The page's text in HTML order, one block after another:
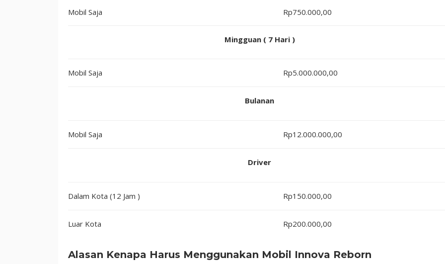
Mobil Saja Rp750.000,00
Mingguan ( 7 Hari )
Mobil Saja Rp5.000.000,00
Bulanan
Mobil Saja Rp12.000.000,00
Driver
Dalam Kota (12 Jam ) Rp150.000,00
Luar Kota Rp200.000,00
Alasan Kenapa Harus Menggunakan Mobil Innova Reborn